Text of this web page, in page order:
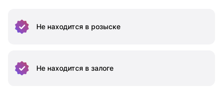
Не находится в розыске
Не находится в залоге